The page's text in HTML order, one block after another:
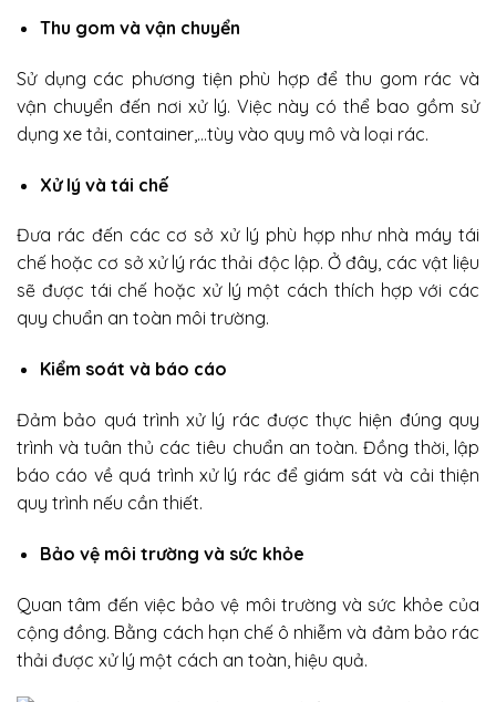
Thu gom và vận chuyển
Sử dụng các phương tiện phù hợp để thu gom rác và
vận chuyển đến nơi xử lý. Việc này có thể bao gồm sử
dụng xe tải, container,…tùy vào quy mô và loại rác.
Xử lý và tái chế
Đưa rác đến các cơ sở xử lý phù hợp như nhà máy tái
chế hoặc cơ sở xử lý rác thải độc lập. Ở đây, các vật liệu
sẽ được tái chế hoặc xử lý một cách thích hợp với các
quy chuẩn an toàn môi trường.
Kiểm soát và báo cáo
Đảm bảo quá trình xử lý rác được thực hiện đúng quy
trình và tuân thủ các tiêu chuẩn an toàn. Đồng thời, lập
báo cáo về quá trình xử lý rác để giám sát và cải thiện
quy trình nếu cần thiết.
Bảo vệ môi trường và sức khỏe
Quan tâm đến việc bảo vệ môi trường và sức khỏe của
cộng đồng. Bằng cách hạn chế ô nhiễm và đảm bảo rác
thải được xử lý một cách an toàn, hiệu quả.